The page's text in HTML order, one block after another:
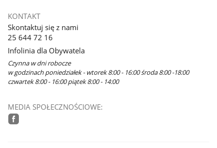
KONTAKT
Skontaktuj się z nami
25 644 72 16
Infolinia dla Obywatela
Czynna w dni robocze
w godzinach poniedziałek - wtorek 8:00 - 16:00 środa 8:00 -18:00
czwartek 8:00 - 16:00 piątek 8:00 - 14:00
MEDIA SPOŁECZNOŚCIOWE: